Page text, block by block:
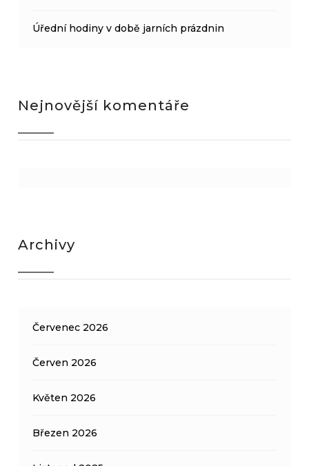
Úřední hodiny v době jarních prázdnin
Nejnovější komentáře
Archivy
Červenec 2026
Červen 2026
Květen 2026
Březen 2026